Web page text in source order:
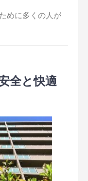
めに多くの人が
全と快適